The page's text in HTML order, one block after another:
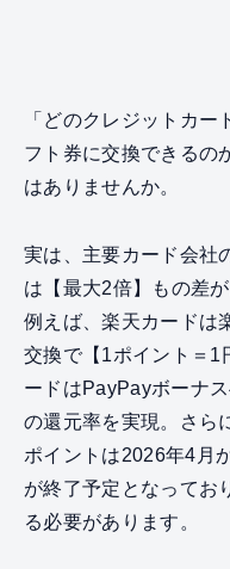
「どのクレジットカ
フト券に交換できる
はありませんか。
実は、主要カード会社
は【最大2倍】もの差
例えば、楽天カードは
交換で【1ポイント＝1
ードはPayPayボーナ
の還元率を実現。さら
ポイントは2026年4月
が終了予定となってお
る必要があります。